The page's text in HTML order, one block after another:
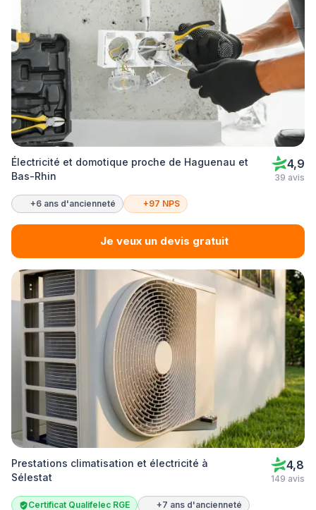
Électricité et domotique proche de Haguenau et
Bas-Rhin
4,9
39 avis
+6 ans d'ancienneté +97 NPS
Je veux un devis gratuit
Prestations climatisation et électricité à
Sélestat
4,8
149 avis
Certificat Qualifelec RGE +7 ans d'ancienneté